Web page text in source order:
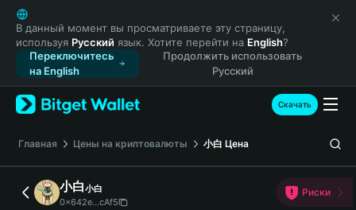
English
日本語
Tiếng Việt
Русский
Español (Latinoamérica)
Türkçe
Français
Deutsch
简体中文
繁體中文
В данный момент вы просматриваете эту страницу,
используя Русский язык. Хотите перейти на English?
Переключитесь
на English
Продолжить использовать
Русский
Скачать
Главная Цены на криптовалюты 小白 Цена
小白小白
0x642e...cAf5
Риски